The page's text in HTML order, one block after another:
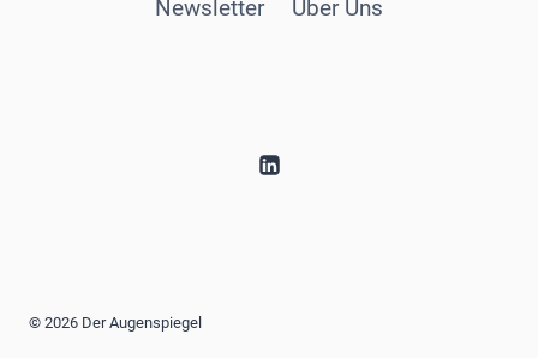
Newsletter
Über Uns
© 2026 Der Augenspiegel